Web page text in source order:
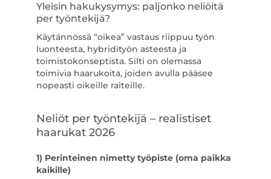
Yleisin hakukysymys: paljonko neliöitä
per työntekijä?
Käytännössä “oikea” vastaus riippuu työn
luonteesta, hybridityön asteesta ja
toimistokonseptista. Silti on olemassa
toimivia haarukoita, joiden avulla pääsee
nopeasti oikeille raiteille.
Neliöt per työntekijä – realistiset
haarukat 2026
1) Perinteinen nimetty työpiste (oma paikka
kaikille)